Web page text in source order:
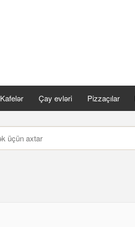
Kafelər Çay evləri Pizzaçılar